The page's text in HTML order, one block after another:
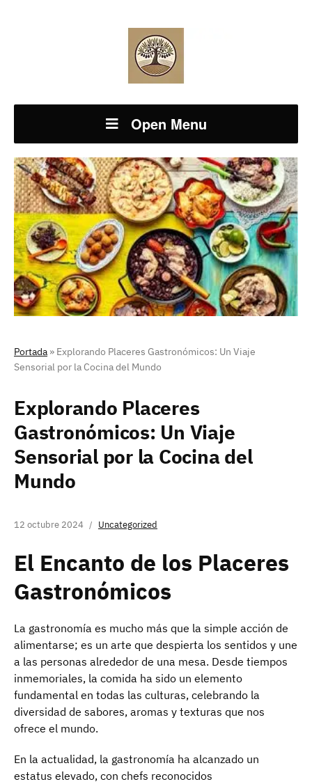
Open Menu
Portada » Explorando Placeres Gastronómicos: Un Viaje
Sensorial por la Cocina del Mundo
Explorando Placeres
Gastronómicos: Un Viaje
Sensorial por la Cocina del
Mundo
12 octubre 2024 Uncategorized
El Encanto de los Placeres
Gastronómicos
La gastronomía es mucho más que la simple acción de
alimentarse; es un arte que despierta los sentidos y une
a las personas alrededor de una mesa. Desde tiempos
inmemoriales, la comida ha sido un elemento
fundamental en todas las culturas, celebrando la
diversidad de sabores, aromas y texturas que nos
ofrece el mundo.
En la actualidad, la gastronomía ha alcanzado un
estatus elevado, con chefs reconocidos